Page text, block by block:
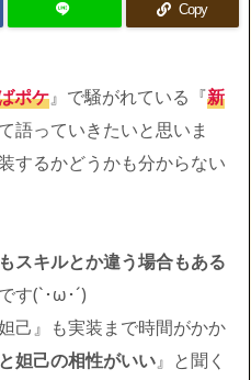
Copy
ポケ』で騒がれている『新
語っていきたいと思いま
するかどうかも分からない
スキルとか違う場合もある
です(`･ω･´)ゞ
己』も実装まで時間がかか
妲己の相性がいい』と聞く